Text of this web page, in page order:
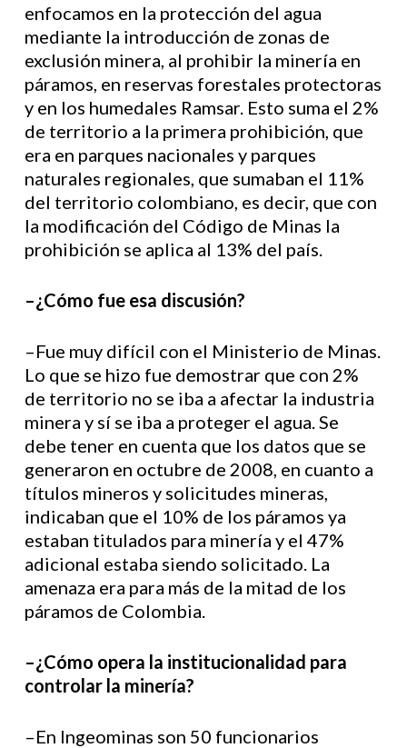
enfocamos en la protección del agua
mediante la introducción de zonas de
exclusión minera, al prohibir la minería en
páramos, en reservas forestales protectoras
y en los humedales Ramsar. Esto suma el 2%
de territorio a la primera prohibición, que
era en parques nacionales y parques
naturales regionales, que sumaban el 11%
del territorio colombiano, es decir, que con
la modificación del Código de Minas la
prohibición se aplica al 13% del país.
–¿Cómo fue esa discusión?
–Fue muy difícil con el Ministerio de Minas.
Lo que se hizo fue demostrar que con 2%
de territorio no se iba a afectar la industria
minera y sí se iba a proteger el agua. Se
debe tener en cuenta que los datos que se
generaron en octubre de 2008, en cuanto a
títulos mineros y solicitudes mineras,
indicaban que el 10% de los páramos ya
estaban titulados para minería y el 47%
adicional estaba siendo solicitado. La
amenaza era para más de la mitad de los
páramos de Colombia.
–¿Cómo opera la institucionalidad para
controlar la minería?
–En Ingeominas son 50 funcionarios